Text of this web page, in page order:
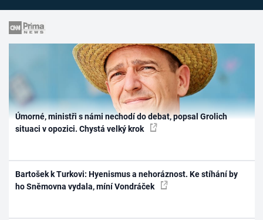
Úmorné, ministři s námi nechodí do debat, popsal Grolich
situaci v opozici. Chystá velký krok
Bartošek k Turkovi: Hyenismus a nehoráznost. Ke stíhání by
ho Sněmovna vydala, míní Vondráček